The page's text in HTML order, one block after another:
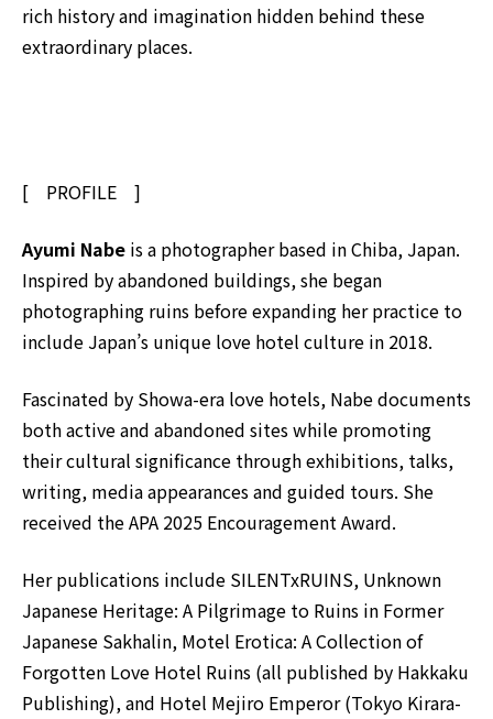
rich history and imagination hidden behind these
extraordinary places.
[ PROFILE ]
Ayumi Nabe is a photographer based in Chiba, Japan.
Inspired by abandoned buildings, she began
photographing ruins before expanding her practice to
include Japan’s unique love hotel culture in 2018.
Fascinated by Showa-era love hotels, Nabe documents
both active and abandoned sites while promoting
their cultural significance through exhibitions, talks,
writing, media appearances and guided tours. She
received the APA 2025 Encouragement Award.
Her publications include SILENTxRUINS, Unknown
Japanese Heritage: A Pilgrimage to Ruins in Former
Japanese Sakhalin, Motel Erotica: A Collection of
Forgotten Love Hotel Ruins (all published by Hakkaku
Publishing), and Hotel Mejiro Emperor (Tokyo Kirara-